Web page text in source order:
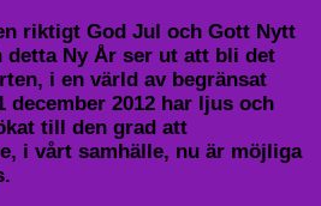
riktigt God Jul och Gott Nytt
detta Ny År ser ut att bli det
i en värld av begränsat
december 2012 har ljus och
till den grad att
i vårt samhälle, nu är möjliga